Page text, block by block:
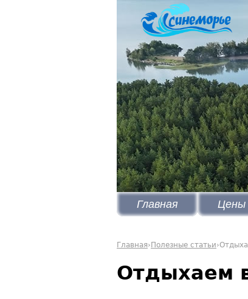
Главная Цены
Главная› Полезные статьи›
Отдыхаем